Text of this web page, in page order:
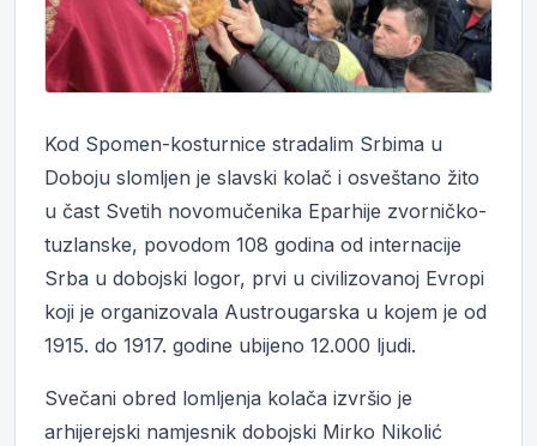
Kod Spomen-kosturnice stradalim Srbima u
Doboju slomljen je slavski kolač i osveštano žito
u čast Svetih novomučenika Eparhije zvorničko-
tuzlanske, povodom 108 godina od internacije
Srba u dobojski logor, prvi u civilizovanoj Evropi
koji je organizovala Austrougarska u kojem je od
1915. do 1917. godine ubijeno 12.000 ljudi.
Svečani obred lomljenja kolača izvršio je
arhijerejski namjesnik dobojski Mirko Nikolić